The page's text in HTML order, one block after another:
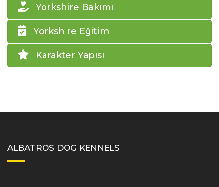
Yorkshire Bakımı
Yorkshire Eğitim
Karakter Yapısı
ALBATROS DOG KENNELS